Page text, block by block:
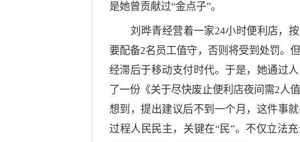
是她曾贡献过“金点子”。
刘晔青经营着一家24小时便利店，
要配备2名员工值守，否则将受到处罚。
经滞后于移动支付时代。于是，她通过
了一份《关于尽快废止便利店夜间需2人
想到，提出建议后不到一个月，这件事
过程人民民主，关键在“民”。不仅立法充